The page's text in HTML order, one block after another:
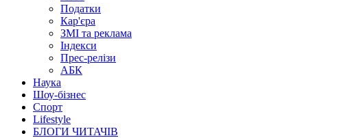
Податки
Кар'єра
ЗМІ та реклама
Індекси
Прес-релізи
АБК
Наука
Шоу-бізнес
Спорт
Lifestyle
БЛОГИ ЧИТАЧІВ